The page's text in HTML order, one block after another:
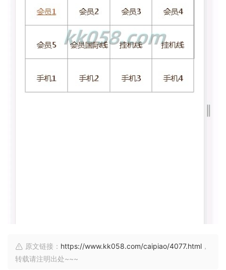
原文链接： https://www.kk058.com/caipiao/4077.html ，
转载请注明出处~~~